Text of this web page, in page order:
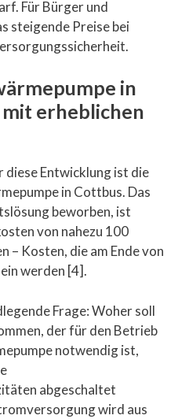
Für Bürger und
steigende Preise bei
in
erheblichen
diese Entwicklung ist die
in Cottbus. Das
beworben, ist
von nahezu 100
– Kosten, die am Ende von
werden [4].
Frage: Woher soll
der für den Betrieb
notwendig ist,
abgeschaltet
wird aus